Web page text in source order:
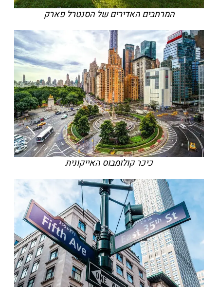
המרחבים האדירים של הסנטרל פארק
כיכר קולומבוס האייקונית